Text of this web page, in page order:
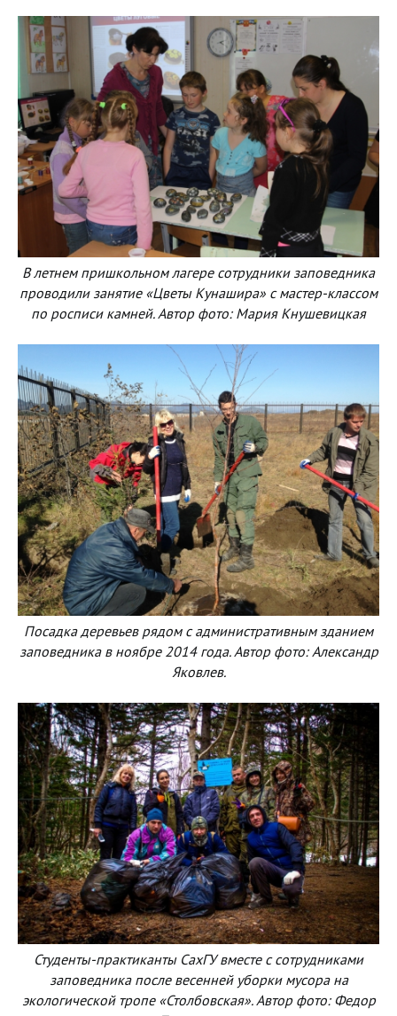
В летнем пришкольном лагере сотрудники заповедника
проводили занятие «Цветы Кунашира» с мастер-классом
по росписи камней. Автор фото: Мария Кнушевицкая
Посадка деревьев рядом с административным зданием
заповедника в ноябре 2014 года. Автор фото: Александр
Яковлев.
Студенты-практиканты СахГУ вместе с сотрудниками
заповедника после весенней уборки мусора на
экологической тропе «Столбовская». Автор фото: Федор